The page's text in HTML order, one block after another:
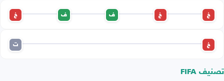
خ خ ف ف خ
خ ت
تصنيف FIFA